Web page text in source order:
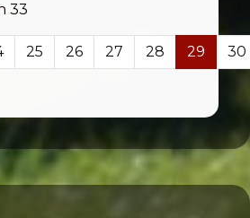
33
25 26 27 28 29 30